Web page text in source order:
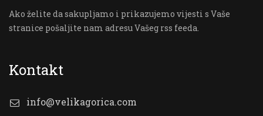
Ako želite da sakupljamo i prikazujemo vijesti s Vaše
stranice pošaljite nam adresu Vašeg rss feeda.
Kontakt
info@velikagorica.com